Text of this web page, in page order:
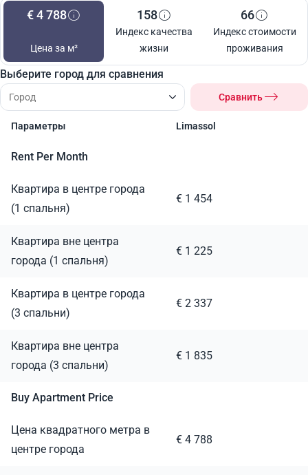
€ 4 788
Цена за м²
158
Индекс качества
жизни
66
Индекс стоимости
проживания
Выберите город для сравнения
Сравнить
Параметры Limassol
Rent Per Month
Квартира в центре города
(1 спальня)
€ 1 454
Квартира вне центра
города (1 спальня)
€ 1 225
Квартира в центре города
(3 спальни)
€ 2 337
Квартира вне центра
города (3 спальни)
€ 1 835
Buy Apartment Price
Цена квадратного метра в
центре города
€ 4 788